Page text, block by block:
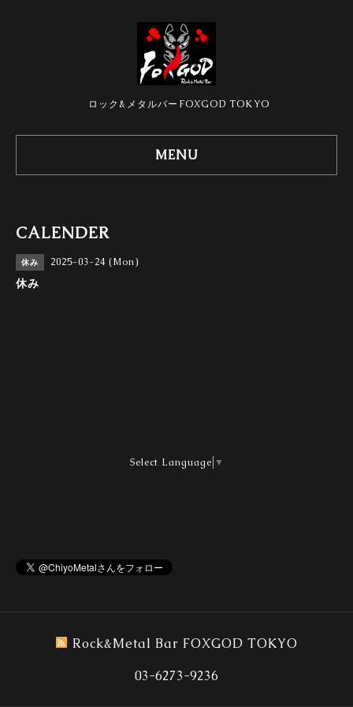
ロック&メタルバーFOXGOD TOKYO
MENU
CALENDER
休み 2025-03-24 (Mon)
休み
Select Language ▼
Rock&Metal Bar FOXGOD TOKYO
03-6273-9236